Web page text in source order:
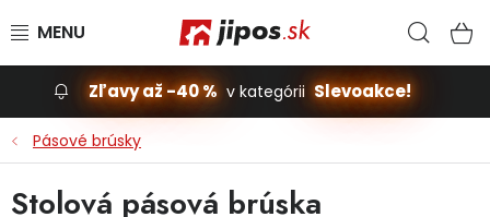
Slevoakce
Stavba, dom
Zľavy až -40 % v kategórii Slevoakce!
Pásové brúsky
Stolová pásová brúska